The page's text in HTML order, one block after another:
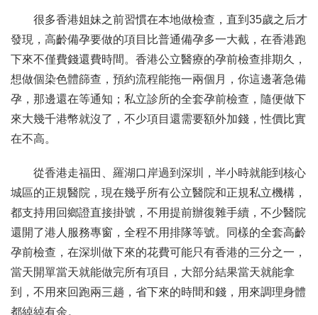
很多香港姐妹之前習慣在本地做檢查，直到35歲之后才
發現，高齡備孕要做的項目比普通備孕多一大截，在香港跑
下來不僅費錢還費時間。香港公立醫療的孕前檢查排期久，
想做個染色體篩查，預約流程能拖一兩個月，你這邊著急備
孕，那邊還在等通知；私立診所的全套孕前檢查，隨便做下
來大幾千港幣就沒了，不少項目還需要額外加錢，性價比實
在不高。
從香港走福田、羅湖口岸過到深圳，半小時就能到核心
城區的正規醫院，現在幾乎所有公立醫院和正規私立機構，
都支持用回鄉證直接掛號，不用提前辦復雜手續，不少醫院
還開了港人服務專窗，全程不用排隊等號。同樣的全套高齡
孕前檢查，在深圳做下來的花費可能只有香港的三分之一，
當天開單當天就能做完所有項目，大部分結果當天就能拿
到，不用來回跑兩三趟，省下來的時間和錢，用來調理身體
都綽綽有余。